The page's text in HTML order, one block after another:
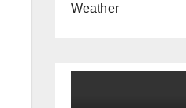
Weather